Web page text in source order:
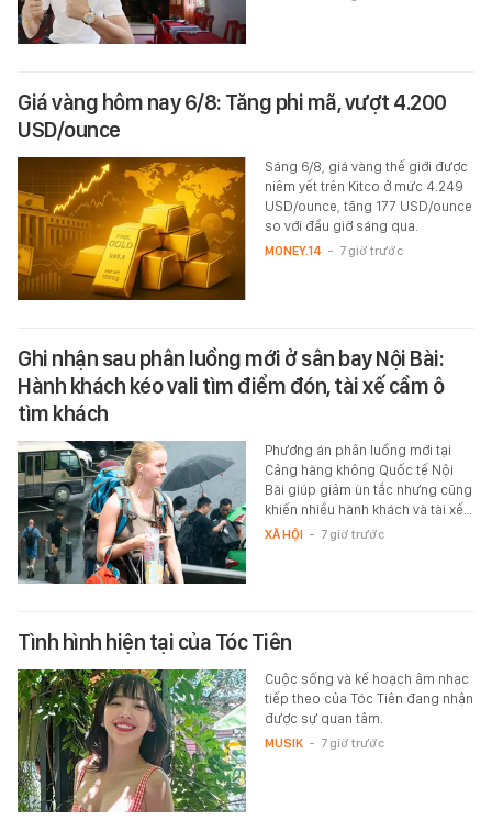
Giá vàng hôm nay 6/8: Tăng phi mã, vượt 4.200
USD/ounce
Sáng 6/8, giá vàng thế giới được
niêm yết trên Kitco ở mức 4.249
USD/ounce, tăng 177 USD/ounce
so với đầu giờ sáng qua.
MONEY.14 - 7 giờ trước
Ghi nhận sau phân luồng mới ở sân bay Nội Bài:
Hành khách kéo vali tìm điểm đón, tài xế cầm ô
tìm khách
Phương án phân luồng mới tại
Cảng hàng không Quốc tế Nội
Bài giúp giảm ùn tắc nhưng cũng
khiến nhiều hành khách và tài xế…
XÃ HỘI - 7 giờ trước
Tình hình hiện tại của Tóc Tiên
Cuộc sống và kế hoạch âm nhạc
tiếp theo của Tóc Tiên đang nhận
được sự quan tâm.
MUSIK - 7 giờ trước